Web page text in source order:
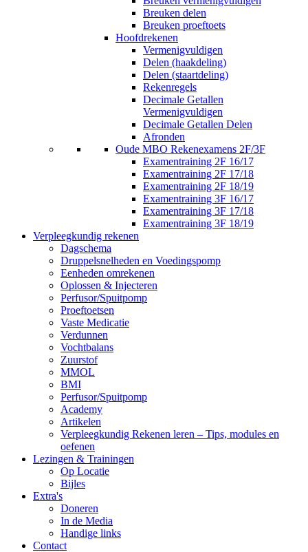
Breuken delen
Breuken proeftoets
Hoofdrekenen
Vermenigvuldigen
Delen (haakdeling)
Delen (staartdeling)
Rekenregels
Decimale Getallen
Vermenigvuldigen
Decimale Getallen Delen
Afronden
Oude MBO Rekenexamens 2F/3F
Examentraining 2F 16/17
Examentraining 2F 17/18
Examentraining 2F 18/19
Examentraining 3F 16/17
Examentraining 3F 17/18
Examentraining 3F 18/19
Verpleegkundig rekenen
Dagschema
Druppelsnelheden en Voedingspomp
Eenheden omrekenen
Oplossen & Injecteren
Perfusor/Spuitpomp
Proeftoetsen
Vaste Medicatie
Verdunnen
Vochtbalans
Zuurstof
MMOL
BMI
Perfusor/Spuitpomp
Academy
Artikelen
Verpleegkundig Rekenen leren – Tips, modules en
oefenen
Lezingen & Trainingen
Op Locatie
Bijles
Extra's
Doneren
In de Media
Handige links
Contact